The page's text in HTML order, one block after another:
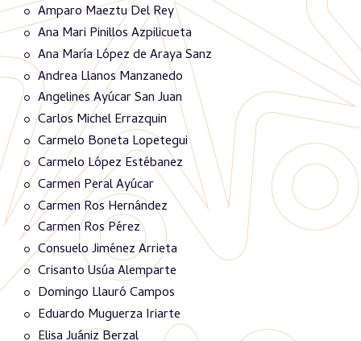
Amparo Maeztu Del Rey
Ana Mari Pinillos Azpilicueta
Ana María López de Araya Sanz
Andrea Llanos Manzanedo
Angelines Ayúcar San Juan
Carlos Michel Errazquin
Carmelo Boneta Lopetegui
Carmelo López Estébanez
Carmen Peral Ayúcar
Carmen Ros Hernández
Carmen Ros Pérez
Consuelo Jiménez Arrieta
Crisanto Usúa Alemparte
Domingo Llauró Campos
Eduardo Muguerza Iriarte
Elisa Juániz Berzal